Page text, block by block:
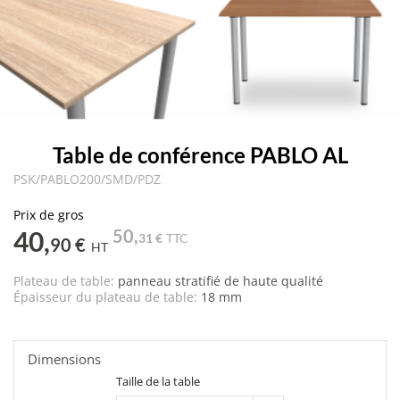
Table de conférence PABLO AL
PSK/PABLO200/SMD/PDZ
Prix de gros
40,90 € HT
50,31 € TTC
Plateau de table: panneau stratifié de haute qualité
Épaisseur du plateau de table: 18 mm
Taille de la table
Dimensions